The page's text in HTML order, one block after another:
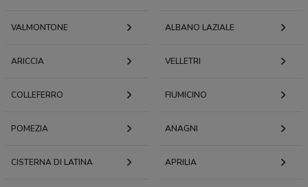
VALMONTONE ALBANO LAZIALE
ARICCIA VELLETRI
COLLEFERRO FIUMICINO
POMEZIA ANAGNI
CISTERNA DI LATINA APRILIA